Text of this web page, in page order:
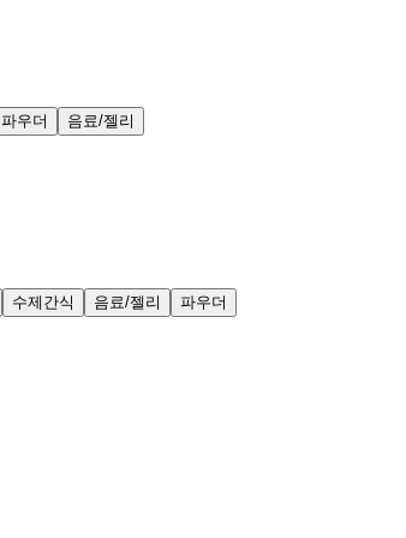
파우더 음료/젤리
수제간식 음료/젤리 파우더